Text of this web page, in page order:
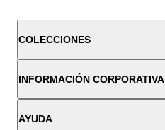
COLECCIONES
INFORMACIÓN CORPORATIVA
AYUDA